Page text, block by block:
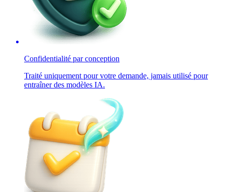
Confidentialité par conception
Traité uniquement pour votre demande, jamais utilisé pour
entraîner des modèles IA.